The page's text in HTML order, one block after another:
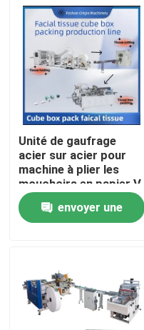
À la maison
Produits
À propos de nous
Contrôle de la qualité
Unité de gaufrage
acier sur acier pour
machine à plier les
mouchoirs en papier V
Fold avec transfert
automatiqueenvoyer une